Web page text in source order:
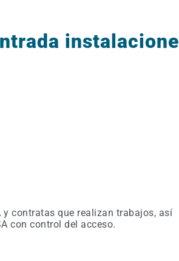
contratas que realizan trabajos, así
con control del acceso.